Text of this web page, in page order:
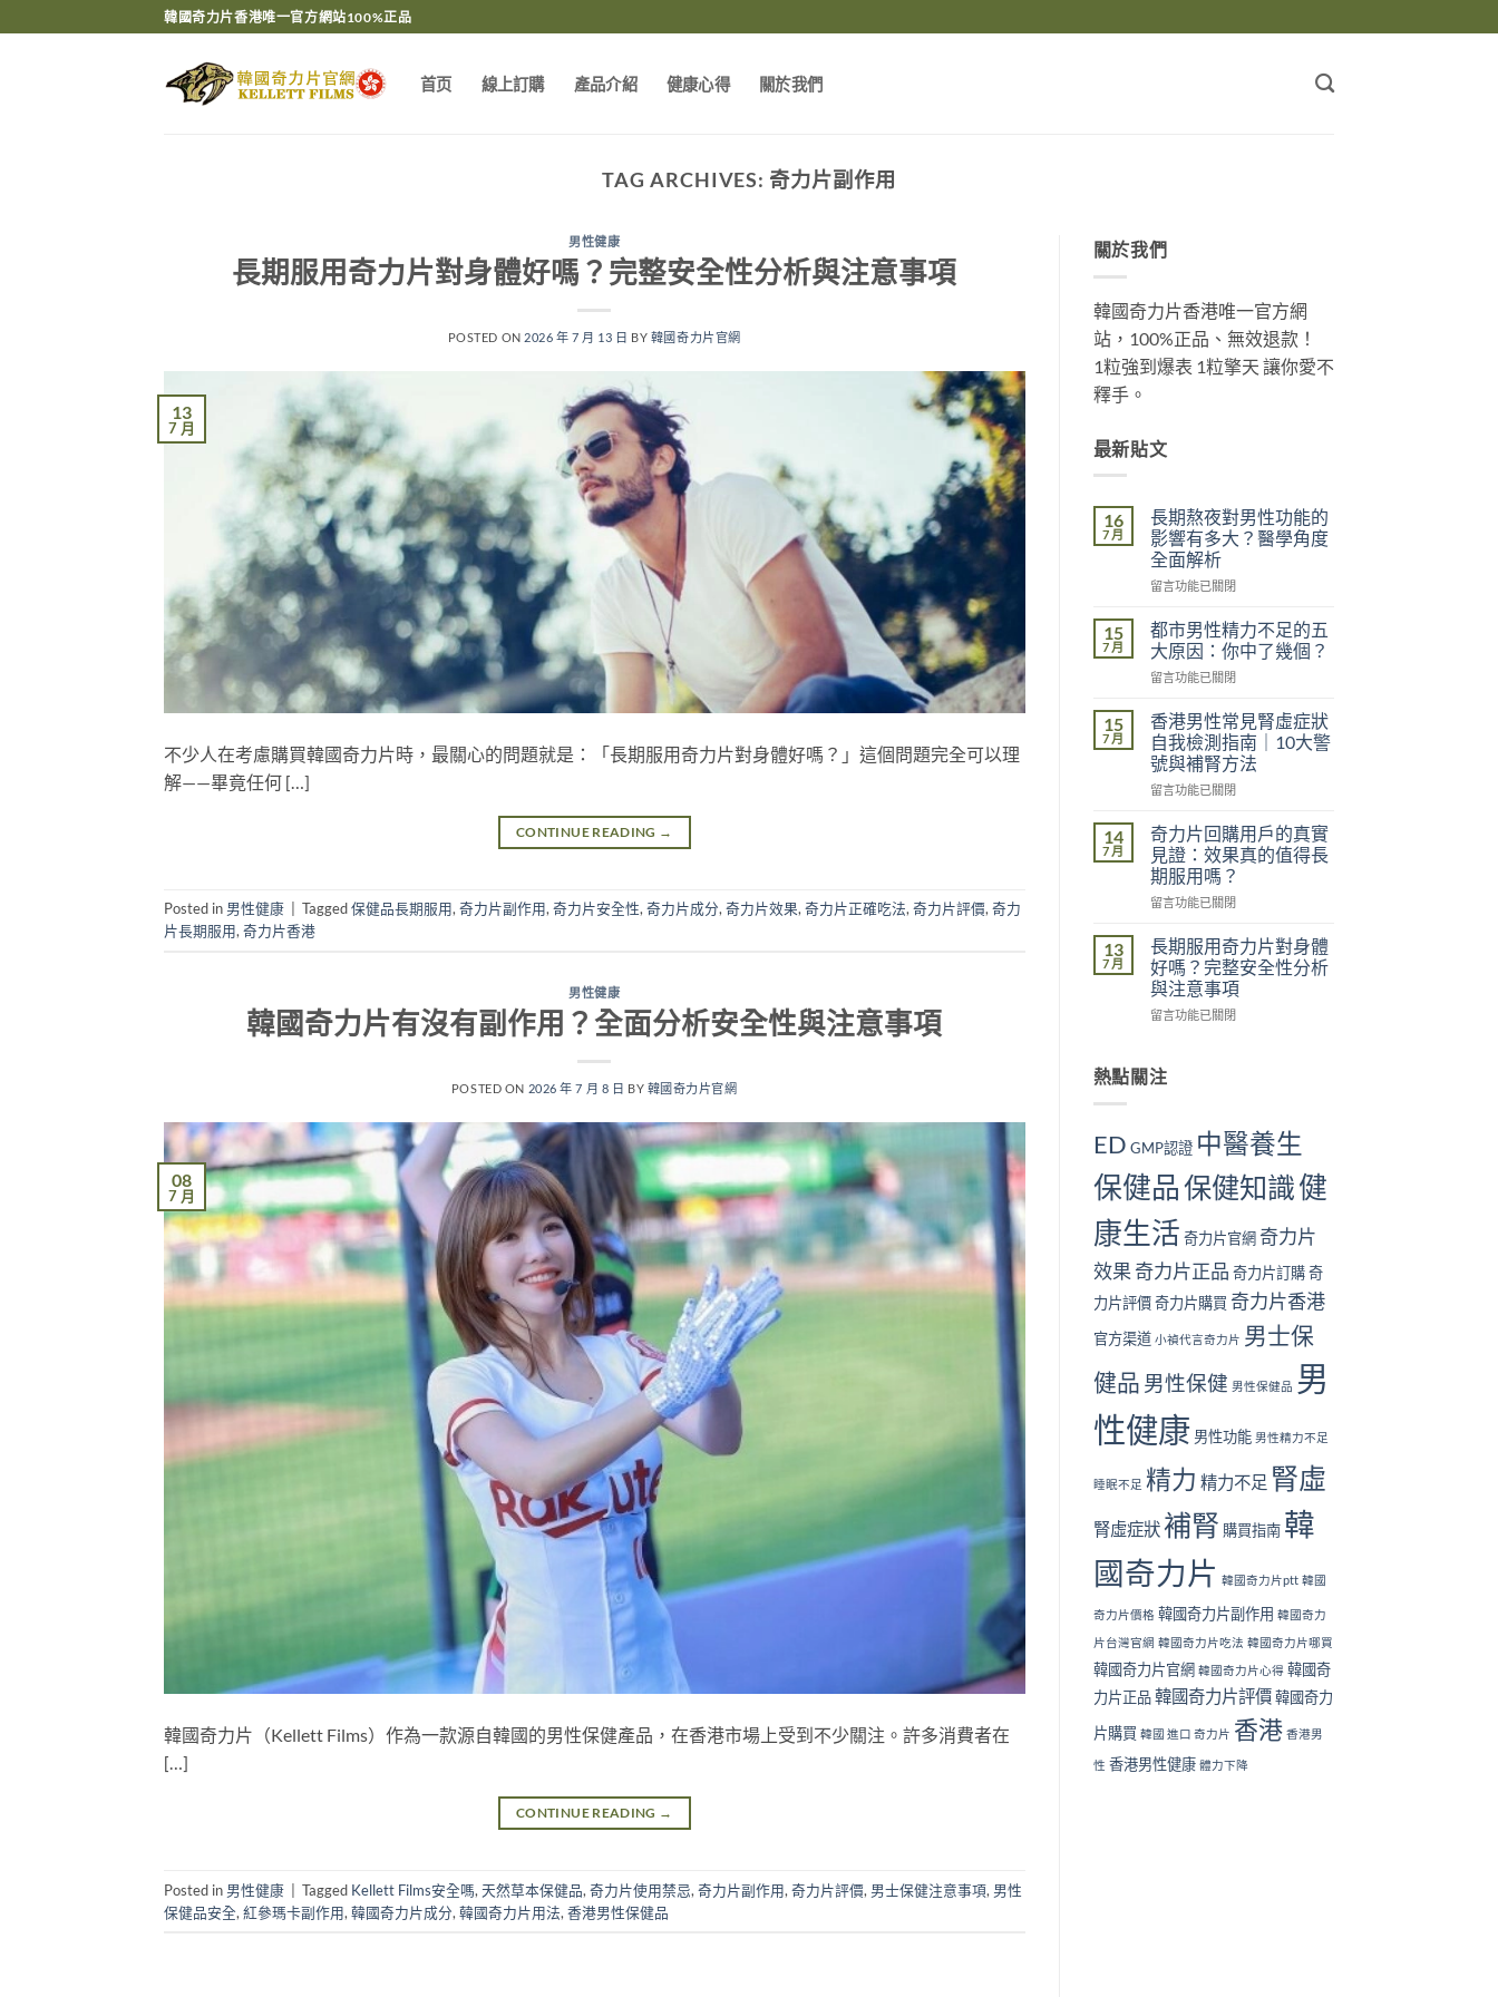
to
韓國奇力片香港唯一官方網站100%正品
首页 線上訂購 產品介紹 健康心得 關於我們
TAG ARCHIVES: 奇力片副作用
男性健康
長期服用奇力片對身體好嗎？完整安全性分析與注意事項
POSTED ON 2026 年 7 月 13 日 BY 韓國奇力片官網
13
7 月
不少人在考慮購買韓國奇力片時，最關心的問題就是：「長期服用奇力片對身體好嗎？」這個問題完全可以理
解——畢竟任何 […]
CONTINUE READING →
Posted in 男性健康 Tagged保健品長期服用,奇力片副作用,奇力片安全性,奇力片成分,奇力片效果,奇力片正確吃法,奇力片評價,奇力
片長期服用,奇力片香港
男性健康
韓國奇力片有沒有副作用？全面分析安全性與注意事項
POSTED ON 2026 年 7 月 8 日 BY 韓國奇力片官網
08
7 月
韓國奇力片（Kellett Films）作為一款源自韓國的男性保健產品，在香港市場上受到不少關注。許多消費者在
[…]
CONTINUE READING →
Posted in 男性健康 Tagged Kellett Films安全嗎, 天然草本保健品, 奇力片使用禁忌, 奇力片副作用, 奇力片評價, 男士保健注意事項, 男性
保健品安全, 紅參瑪卡副作用, 韓國奇力片成分, 韓國奇力片用法, 香港男性保健品
關於我們
韓國奇力片香港唯一官方網
站，100%正品、無效退款！
1粒強到爆表 1粒擎天 讓你愛不
釋手。
最新貼文
16
7 月
長期熬夜對男性功能的
影響有多大？醫學角度
全面解析
在
期
熬
夜
對
性
功
能
的
影
有
多
大？
醫
學
度
全
面
解
析〉
留言功能已關閉
15
7 月
都市男性精力不足的五
大原因：你中了幾個？
在
市
男
性
精
力
足
的
五
大
原
你
中
了
幾
個？〉
留言功能已關閉
15
7 月
香港男性常見腎虛症狀
自我檢測指南｜10大警
號與補腎方法
在
港
男
性
常
見
虛
症
狀
自
我
指
大
號
與
補
腎
方
法〉
中
留言功能已關閉
14
7 月
奇力片回購用戶的真實
見證：效果真的值得長
期服用嗎？
在
力
片
回
購
用
真
效
真
的
值
得
長
期
服
嗎？〉
留言功能已關閉
13
7 月
長期服用奇力片對身體
好嗎？完整安全性分析
與注意事項
在
服
用
片
身
體
好
嗎？
完
整
安
性
析
與
注
意
事
項〉
中
留言功能已關閉
熱點關注
ED GMP認證 中醫養生
保健品保健知識健
康生活 奇力片官網 奇力片
效果 奇力片正品 奇力片訂購 奇
力片評價 奇力片購買 奇力片香港
官方渠道 小禎代言奇力片 男士保
健品 男性保健 男性保健品 男
性健康 男性功能 男性精力不足
睡眠不足 精力 精力不足 腎虛
腎虛症狀補腎 購買指南 韓
國奇力片 韓國奇力片ptt 韓國
奇力片價格 韓國奇力片副作用 韓國奇力
片台灣官網 韓國奇力片吃法 韓國奇力片哪買
韓國奇力片官網 韓國奇力片心得 韓國奇
力片正品 韓國奇力片評價 韓國奇力
片購買 韓國 進口 奇力片 香港 香港男
性 香港男性健康 體力下降